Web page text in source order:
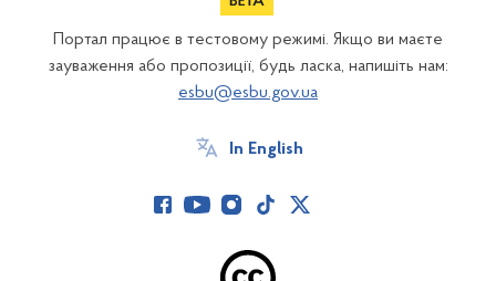
Портал працює в тестовому режимі. Якщо ви маєте
зауваження або пропозиції, будь ласка, напишіть нам:
esbu@esbu.gov.ua
In English